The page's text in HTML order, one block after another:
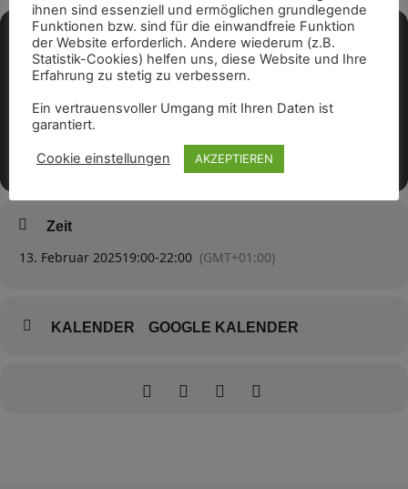
Zeit
13. Februar 202519:00-22:00 (GMT+01:00)
KALENDER GOOGLE KALENDER
ihnen sind essenziell und ermöglichen grundlegende
Funktionen bzw. sind für die einwandfreie Funktion
der Website erforderlich. Andere wiederum (z.B.
Statistik-Cookies) helfen uns, diese Website und Ihre
Erfahrung zu stetig zu verbessern.
Ein vertrauensvoller Umgang mit Ihren Daten ist
garantiert.
Cookie einstellungen AKZEPTIEREN